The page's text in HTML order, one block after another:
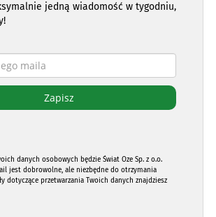
jedną wiadomość w tygodniu,
danych osobowych będzie Świat Oze Sp. z o.o.
jest dobrowolne, ale niezbędne do otrzymania
dotyczące przetwarzania Twoich danych znajdziesz